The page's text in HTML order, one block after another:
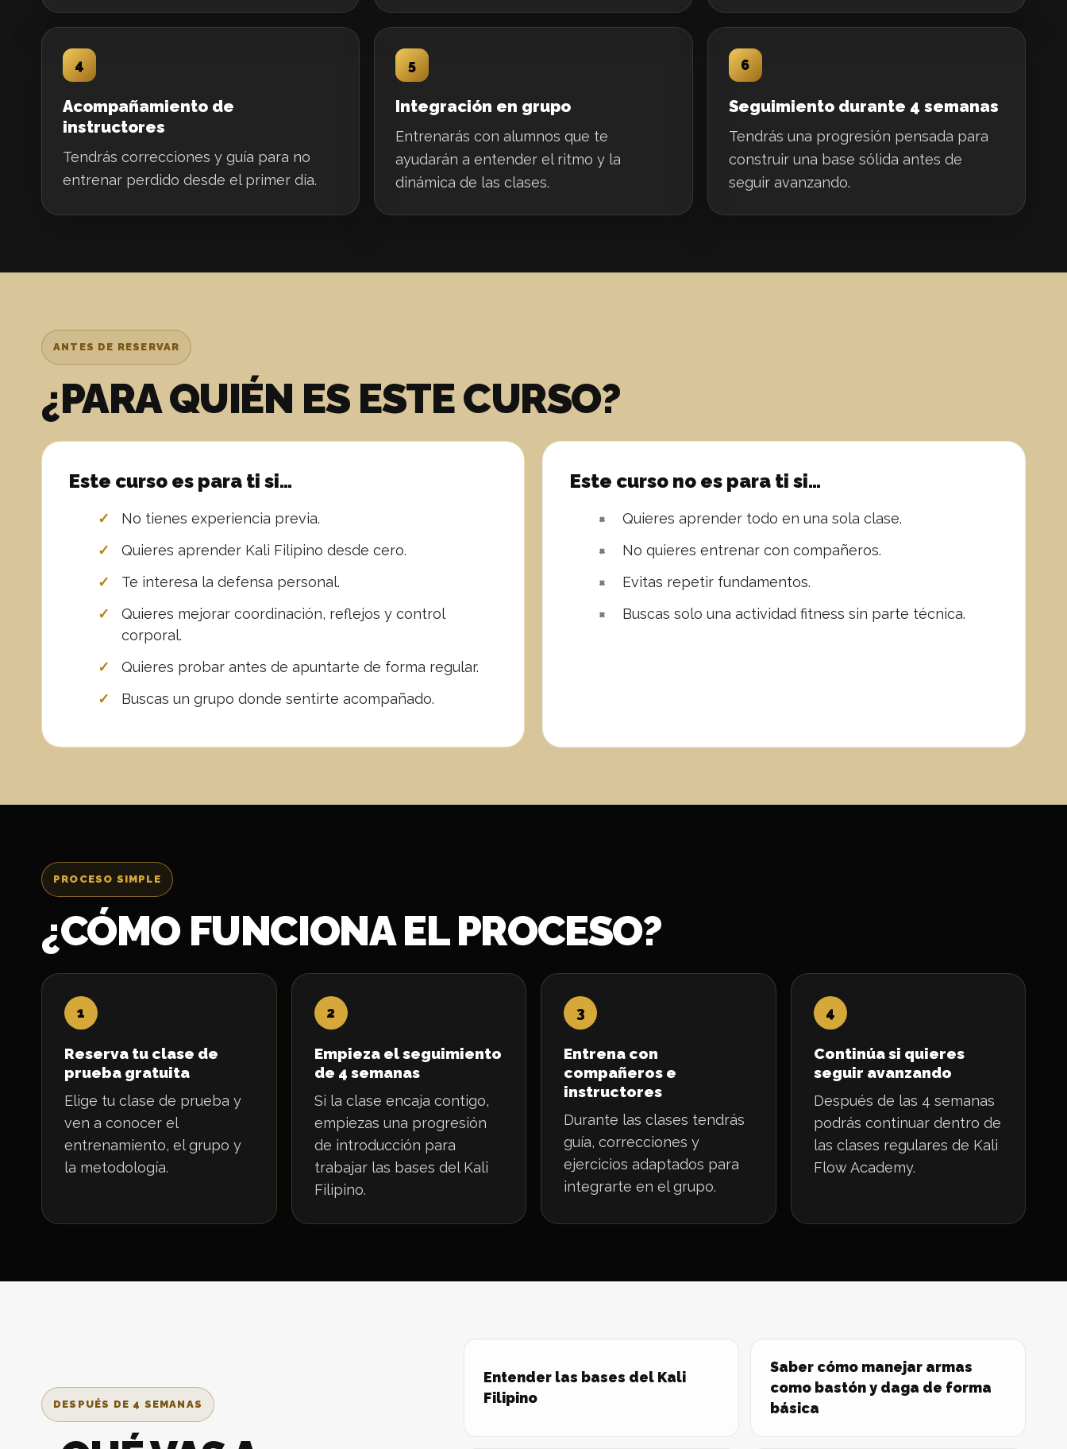
4
Acompañamiento de
instructores
Tendrás correcciones y guía para no
entrenar perdido desde el primer día.
5
Integración en grupo
Entrenarás con alumnos que te
ayudarán a entender el ritmo y la
dinámica de las clases.
6
Seguimiento durante 4 semanas
Tendrás una progresión pensada para
construir una base sólida antes de
seguir avanzando.
ANTES DE RESERVAR
¿PARA QUIÉN ES ESTE CURSO?
Este curso es para ti si…
No tienes experiencia previa.
Quieres aprender Kali Filipino desde cero.
Te interesa la defensa personal.
Quieres mejorar coordinación, reflejos y control
corporal.
Quieres probar antes de apuntarte de forma regular.
Buscas un grupo donde sentirte acompañado.
Este curso no es para ti si…
Quieres aprender todo en una sola clase.
No quieres entrenar con compañeros.
Evitas repetir fundamentos.
Buscas solo una actividad fitness sin parte técnica.
PROCESO SIMPLE
¿CÓMO FUNCIONA EL PROCESO?
Reserva tu clase de
prueba gratuita
Elige tu clase de prueba y
ven a conocer el
entrenamiento, el grupo y
la metodología.
Empieza el seguimiento
de 4 semanas
Si la clase encaja contigo,
empiezas una progresión
de introducción para
trabajar las bases del Kali
Filipino.
Entrena con
compañeros e
instructores
Durante las clases tendrás
guía, correcciones y
ejercicios adaptados para
integrarte en el grupo.
Continúa si quieres
seguir avanzando
Después de las 4 semanas
podrás continuar dentro de
las clases regulares de Kali
Flow Academy.
DESPUÉS DE 4 SEMANAS
Entender las bases del Kali
Filipino
Saber cómo manejar armas
como bastón y daga de forma
básica